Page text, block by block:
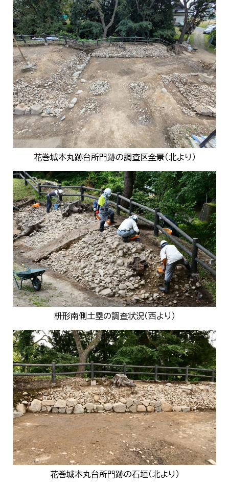
花巻城本丸跡台所門跡の調査区全景（北より）
枡形南側土塁の調査状況（西より）
花巻城本丸台所門跡の石垣（北より）